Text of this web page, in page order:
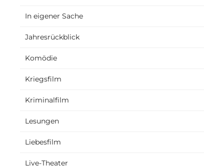
In eigener Sache
Jahresrückblick
Komödie
Kriegsfilm
Kriminalfilm
Lesungen
Liebesfilm
Live-Theater